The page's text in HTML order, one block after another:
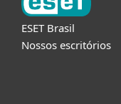
ESET Brasil
Nossos escritórios